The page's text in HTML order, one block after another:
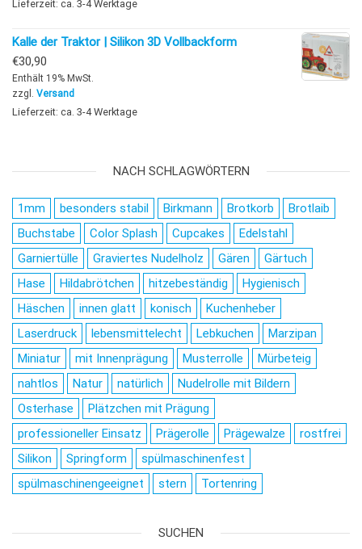
Lieferzeit: ca. 3-4 Werktage
Kalle der Traktor | Silikon 3D Vollbackform
€30,90
Enthält 19% MwSt.
zzgl. Versand
Lieferzeit: ca. 3-4 Werktage
NACH SCHLAGWÖRTERN
1mm besonders stabil Birkmann Brotkorb
Brotlaib
Buchstabe
Color Splash Cupcakes
Edelstahl
Garniertülle
Graviertes Nudelholz Gären
Gärtuch
Hase
Hildabrötchen hitzebeständig
Hygienisch
Häschen
innen glatt konisch
Kuchenheber
Laserdruck
lebensmittelecht Lebkuchen
Marzipan
Miniatur
mit Innenprägung Musterrolle
Mürbeteig
nahtlos
Natur natürlich
Nudelrolle mit Bildern
Osterhase
Plätzchen mit Prägung
professioneller Einsatz
Prägerolle Prägewalze
rostfrei
Silikon
Springform
spülmaschinenfest
spülmaschinengeeignet
stern Tortenring
SUCHEN